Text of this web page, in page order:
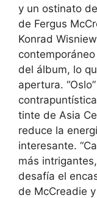
y un ostinato
de Fergus
Konrad
del álbum, lo
apertura.
tinte de Asia
reduce la
interesante.
más
desafía el
de McCreadie